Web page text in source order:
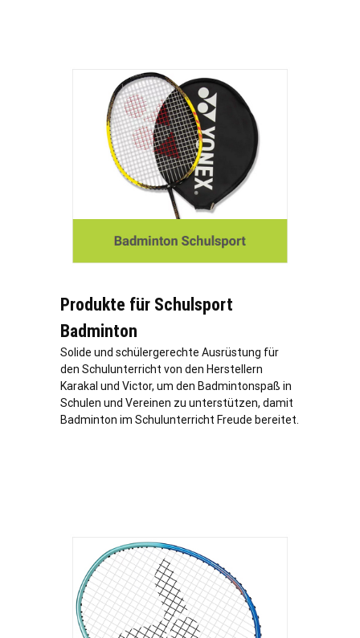
Produkte für Schulsport
Badminton
Solide und schülergerechte Ausrüstung für
den Schulunterricht von den Herstellern
Karakal und Victor, um den Badmintonspaß in
Schulen und Vereinen zu unterstützen, damit
Badminton im Schulunterricht Freude bereitet.